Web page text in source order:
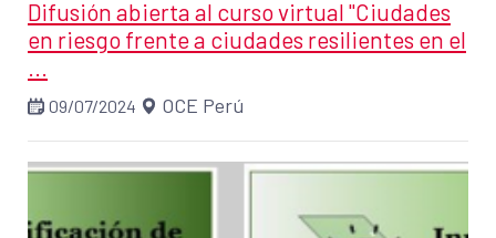
Difusión abierta al curso virtual "Ciudades
en riesgo frente a ciudades resilientes en el
09/07/2024 OCE Perú